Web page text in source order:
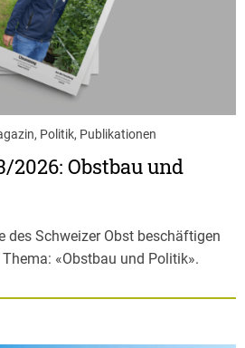
Politik, Publikationen
2026: Obstbau und
des Schweizer Obst beschäftigen
«Obstbau und Politik».